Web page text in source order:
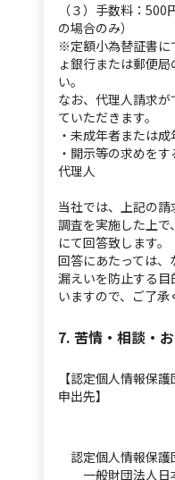
（３）手数料：
の場合のみ）
※定額小為替証書に
ょ銀行または郵便
い。
なお、代理人請求
ていただきます。
・未成年者または
・開示等の求めを
代理人
当社では、上記の
調査を実施した上
にて回答致します。
回答にあたっては
漏えいを防止する
いますので、ご了承
7. 苦情・相談・
【認定個人情報保
申出先】
認定個人情報保護
一般財団法人日